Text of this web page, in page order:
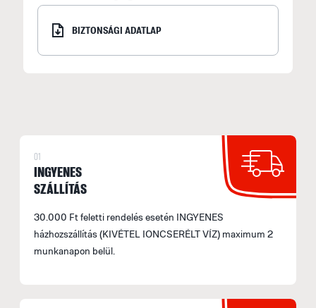
BIZTONSÁGI ADATLAP
01
INGYENES
SZÁLLÍTÁS
30.000 Ft feletti rendelés esetén INGYENES
házhozszállítás (KIVÉTEL IONCSERÉLT VÍZ) maximum 2
munkanapon belül.